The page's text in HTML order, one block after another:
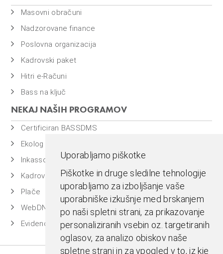
Uporabljamo piškotke
Piškotke in druge sledilne tehnologije
uporabljamo za izboljšanje vaše
uporabniške izkušnje med brskanjem
po naši spletni strani, za prikazovanje
personaliziranih vsebin oz. targetiranih
oglasov, za analizo obiskov naše
spletne strani in za vpogled v to, iz kje
Masovni obračuni
Nadzorovane finance
Poslovna organizacija
Kadrovski paket
Hitri e-Računi
Bass na ključ
NEKAJ NAŠIH PROGRAMOV
Certificiran BASSDMS
Ekolog
Inkasso
Kadrovska evidenca
Plače
WebDN
Evidenca časa